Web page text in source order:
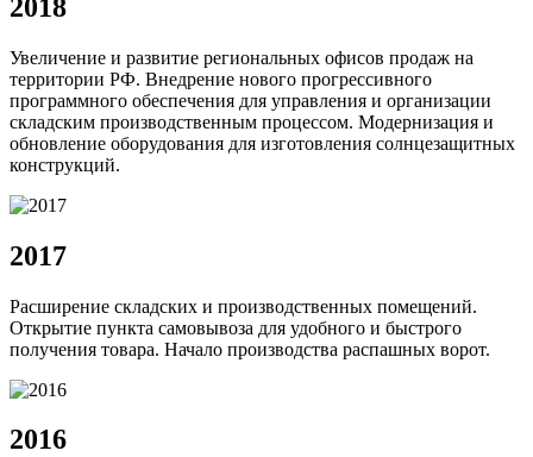
2018
Увеличение и развитие региональных офисов продаж на
территории РФ. Внедрение нового прогрессивного
программного обеспечения для управления и организации
складским производственным процессом. Модернизация и
обновление оборудования для изготовления солнцезащитных
конструкций.
2017
Расширение складских и производственных помещений.
Открытие пункта самовывоза для удобного и быстрого
получения товара. Начало производства распашных ворот.
2016